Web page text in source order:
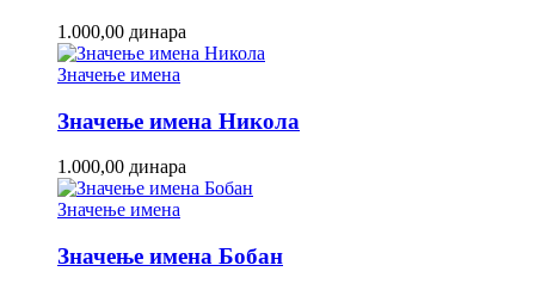
1.000,00 динара
Значење имена
Значење имена Никола
1.000,00 динара
Значење имена
Значење имена Бобан